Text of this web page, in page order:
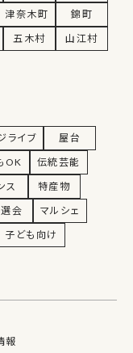
津奈木町
錦町
五木村
山江村
ライブ
屋台
OK
伝統芸能
ス
特産物
会
マルシェ
子ども向け
報